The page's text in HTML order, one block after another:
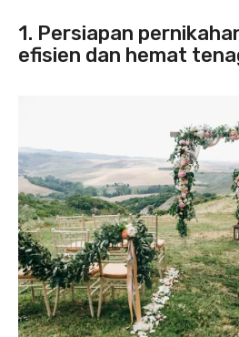
1. Persiapan
efisien dan hemat